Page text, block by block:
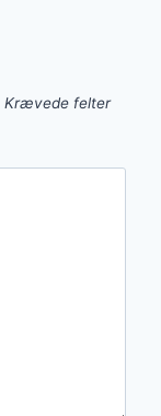
Krævede felter